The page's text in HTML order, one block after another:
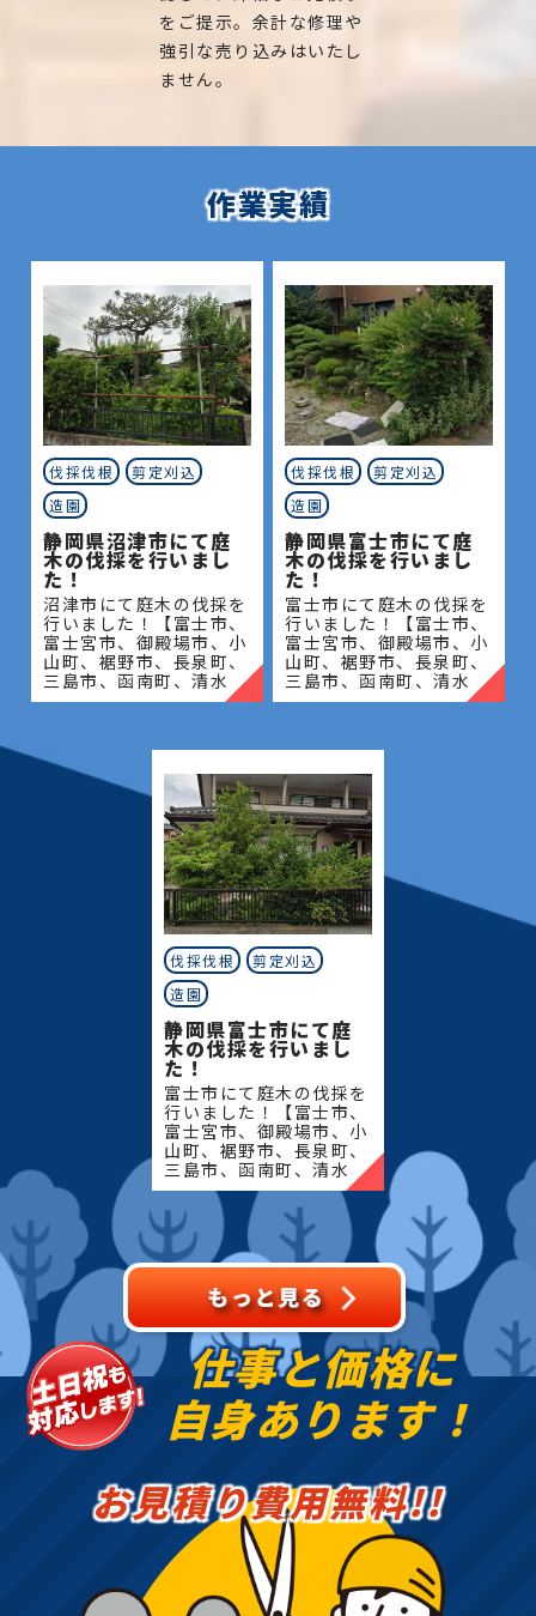
をご提示。余計な修理や
強引な売り込みはいたし
ません。
作業実績
伐採伐根
剪定刈込
造園
静岡県沼津市にて庭
木の伐採を行いまし
た！
沼津市にて庭木の伐採を
行いました！【富士市、
富士宮市、御殿場市、小
山町、裾野市、長泉町、
三島市、函南町、清水
町、沼津市、熱海市、伊
町、河津町、松崎町、下
田市、
伐採伐根
剪定刈込
造園
静岡県富士市にて庭
木の伐採を行いまし
た！
富士市にて庭木の伐採を
行いました！【富士市、
富士宮市、御殿場市、小
山町、裾野市、長泉町、
三島市、函南町、清水
町、沼津市、熱海市、伊
町、河津町、松崎町、下
田市、
伐採伐根
剪定刈込
造園
静岡県富士市にて庭
木の伐採を行いまし
た！
富士市にて庭木の伐採を
行いました！【富士市、
富士宮市、御殿場市、小
山町、裾野市、長泉町、
三島市、函南町、清水
町、沼津市、熱海市、伊
豆の国市、伊豆市、伊東
市、東伊豆町、西伊豆
町、河津町、松崎町、下
田市、
仕事と価格に
自身あります！
お見積り費用無料!!